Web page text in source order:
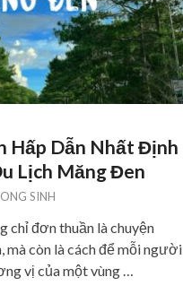
Hấp Dẫn Nhất Định
Lịch Măng Đen
SINH
chỉ đơn thuần là chuyện
còn là cách để mỗi người
vị của một vùng …